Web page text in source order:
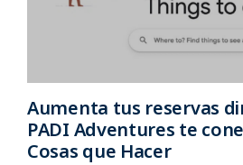
Aumenta tus reservas
PADI Adventures te
Cosas que Hacer